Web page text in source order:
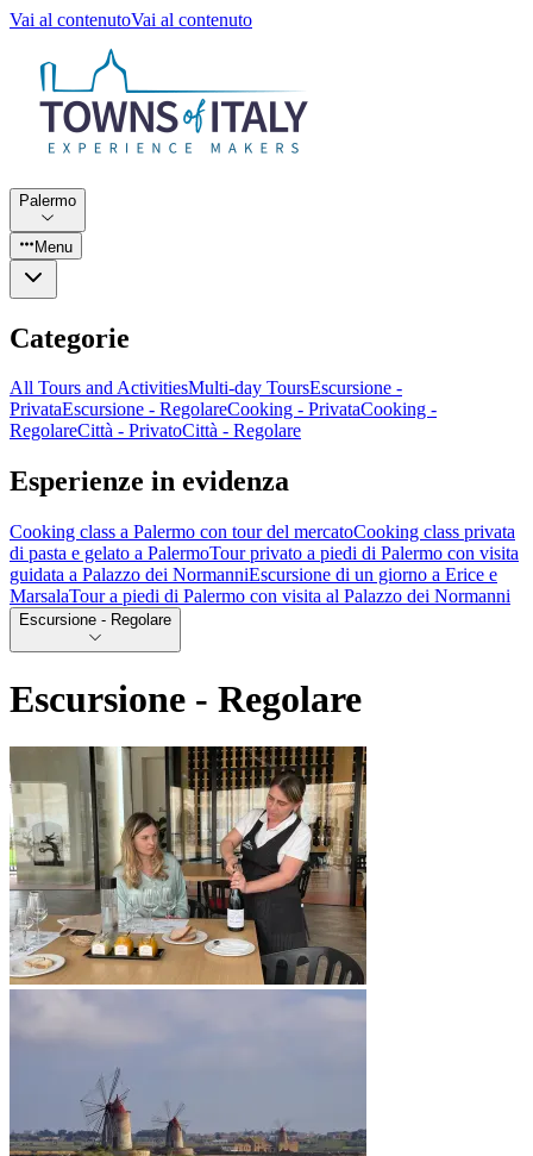
Vai al contenutoVai al contenuto
Palermo
Menu
Categorie
All Tours and ActivitiesMulti-day ToursEscursione -
PrivataEscursione - RegolareCooking - PrivataCooking -
RegolareCittà - PrivatoCittà - Regolare
Esperienze in evidenza
Cooking class a Palermo con tour del mercatoCooking class privata
di pasta e gelato a PalermoTour privato a piedi di Palermo con visita
guidata a Palazzo dei NormanniEscursione di un giorno a Erice e
MarsalaTour a piedi di Palermo con visita al Palazzo dei Normanni
Escursione - Regolare
Escursione - Regolare